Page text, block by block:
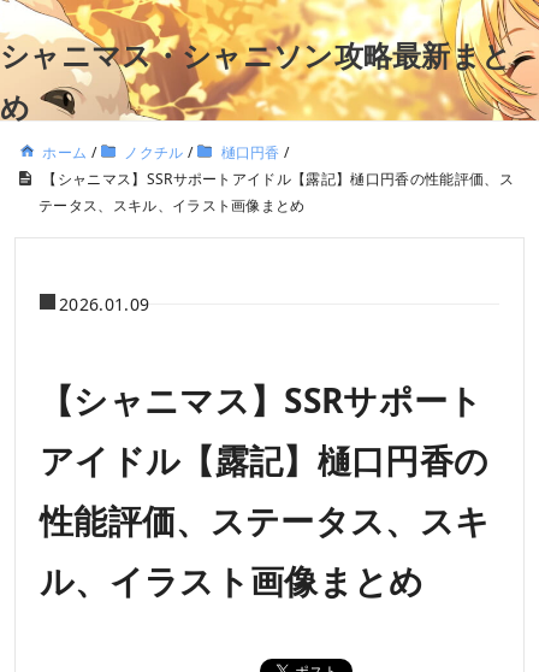
シャニマス・シャニソン攻略最新まと
め
ホーム / ノクチル / 樋口円香 /
【シャニマス】SSRサポートアイドル【露記】樋口円香の性能評価、ス
テータス、スキル、イラスト画像まとめ
2026.01.09
【シャニマス】SSRサポート
アイドル【露記】樋口円香の
性能評価、ステータス、スキ
ル、イラスト画像まとめ